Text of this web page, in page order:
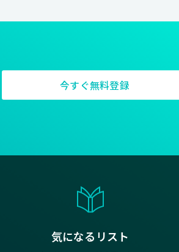
今すぐ無料登録
気になるリスト